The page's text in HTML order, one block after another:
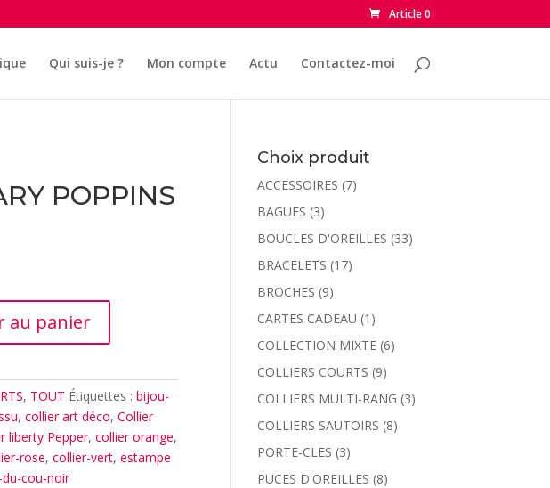
Article 0
Qui suis-je ? Mon compte Actu Contactez-moi
POPPINS
au panier
, TOUT Étiquettes :bijou-
,collier art déco,Collier
liberty Pepper,collier orange,
rose,collier-vert,estampe
du-cou-noir
Choix produit
ACCESSOIRES (7)
BAGUES (3)
BOUCLES D'OREILLES (33)
BRACELETS (17)
BROCHES (9)
CARTES CADEAU (1)
COLLECTION MIXTE (6)
COLLIERS COURTS (9)
COLLIERS MULTI-RANG (3)
COLLIERS SAUTOIRS (8)
PORTE-CLES (3)
PUCES D'OREILLES (8)